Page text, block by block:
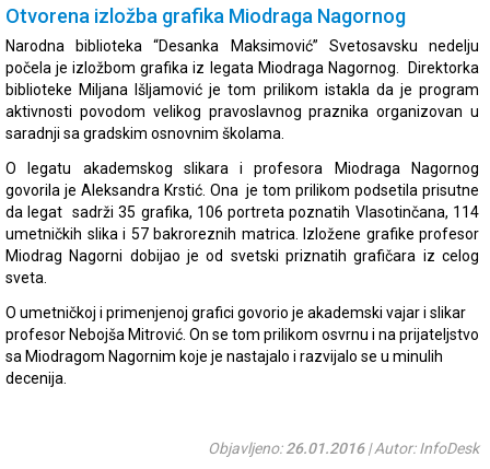
Otvorena izložba grafika Miodraga Nagornog
Narodna biblioteka “Desanka Maksimović” Svetosavsku nedelju
počela je izložbom grafika iz legata Miodraga Nagornog. Direktorka
biblioteke Miljana Išljamović je tom prilikom istakla da je program
aktivnosti povodom velikog pravoslavnog praznika organizovan u
saradnji sa gradskim osnovnim školama.
O legatu akademskog slikara i profesora Miodraga Nagornog
govorila je Aleksandra Krstić. Ona je tom prilikom podsetila prisutne
da legat sadrži 35 grafika, 106 portreta poznatih Vlasotinčana, 114
umetničkih slika i 57 bakroreznih matrica. Izložene grafike profesor
Miodrag Nagorni dobijao je od svetski priznatih grafičara iz celog
sveta.
O umetničkoj i primenjenoj grafici govorio je akademski vajar i slikar
profesor Nebojša Mitrović. On se tom prilikom osvrnu i na prijateljstvo
sa Miodragom Nagornim koje je nastajalo i razvijalo se u minulih
decenija.
Objavljeno:26.01.2016| Autor: InfoDesk